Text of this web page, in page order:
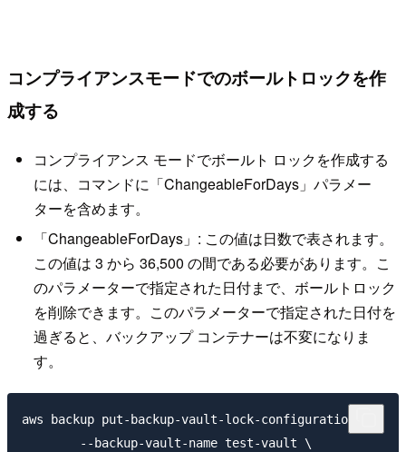
コンプライアンスモードでのボールトロックを作
成する
コンプライアンス モードでボールト ロックを作成する
には、コマンドに「ChangeableForDays」パラメー
ターを含めます。
「ChangeableForDays」: この値は日数で表されます。
この値は 3 から 36,500 の間である必要があります。こ
のパラメーターで指定された日付まで、ボールトロック
を削除できます。このパラメーターで指定された日付を
過ぎると、バックアップ コンテナーは不変になりま
す。
aws backup put-backup-vault-lock-configuration \
        --backup-vault-name test-vault \